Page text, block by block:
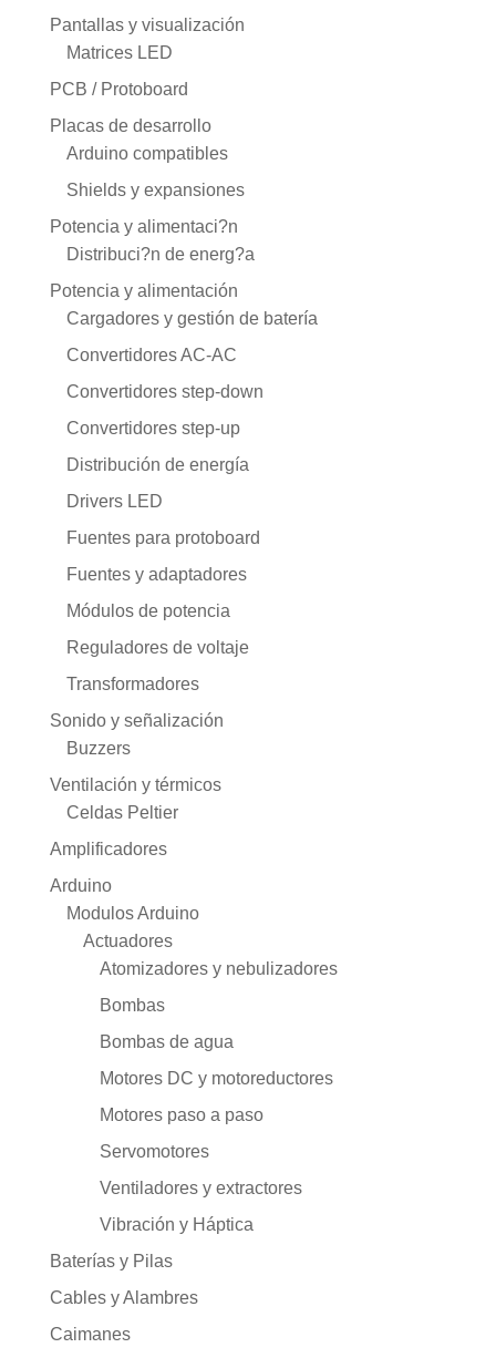
Pantallas y visualización
Matrices LED
PCB / Protoboard
Placas de desarrollo
Arduino compatibles
Shields y expansiones
Potencia y alimentaci?n
Distribuci?n de energ?a
Potencia y alimentación
Cargadores y gestión de batería
Convertidores AC-AC
Convertidores step-down
Convertidores step-up
Distribución de energía
Drivers LED
Fuentes para protoboard
Fuentes y adaptadores
Módulos de potencia
Reguladores de voltaje
Transformadores
Sonido y señalización
Buzzers
Ventilación y térmicos
Celdas Peltier
Amplificadores
Arduino
Modulos Arduino
Actuadores
Atomizadores y nebulizadores
Bombas
Bombas de agua
Motores DC y motoreductores
Motores paso a paso
Servomotores
Ventiladores y extractores
Vibración y Háptica
Baterías y Pilas
Cables y Alambres
Caimanes